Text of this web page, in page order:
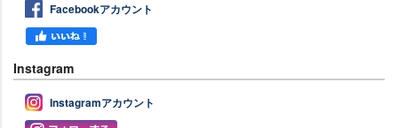
Facebookアカウント
Instagram
Instagramアカウント